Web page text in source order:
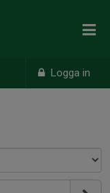
Logga in